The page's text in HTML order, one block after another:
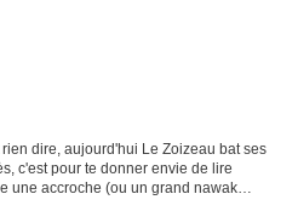
dire, aujourd'hui Le Zoizeau bat ses
c'est pour te donner envie de lire
une accroche (ou un grand nawak